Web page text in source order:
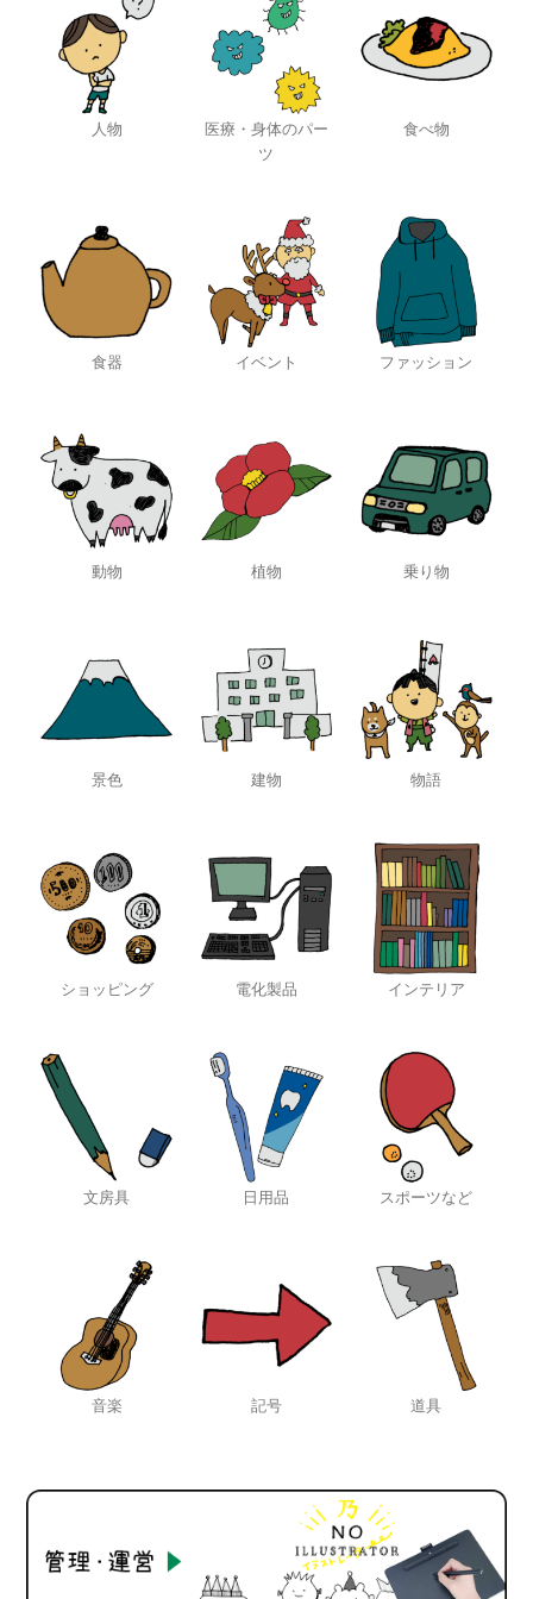
人物
医療・身体のパー
ツ
食べ物
食器 イベント ファッション
動物 植物 乗り物
景色 建物 物語
ショッピング 電化製品 インテリア
文房具 日用品 スポーツなど
音楽 記号 道具